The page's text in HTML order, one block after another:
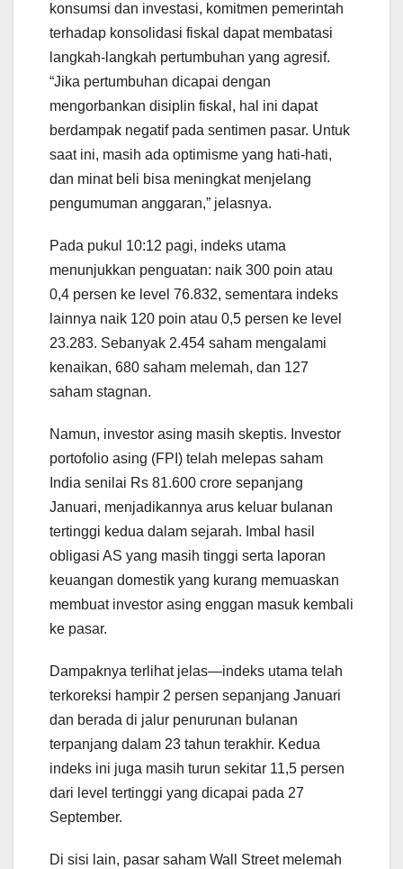
konsumsi dan investasi, komitmen pemerintah
terhadap konsolidasi fiskal dapat membatasi
langkah-langkah pertumbuhan yang agresif.
“Jika pertumbuhan dicapai dengan
mengorbankan disiplin fiskal, hal ini dapat
berdampak negatif pada sentimen pasar. Untuk
saat ini, masih ada optimisme yang hati-hati,
dan minat beli bisa meningkat menjelang
pengumuman anggaran,” jelasnya.
Pada pukul 10:12 pagi, indeks utama
menunjukkan penguatan: naik 300 poin atau
0,4 persen ke level 76.832, sementara indeks
lainnya naik 120 poin atau 0,5 persen ke level
23.283. Sebanyak 2.454 saham mengalami
kenaikan, 680 saham melemah, dan 127
saham stagnan.
Namun, investor asing masih skeptis. Investor
portofolio asing (FPI) telah melepas saham
India senilai Rs 81.600 crore sepanjang
Januari, menjadikannya arus keluar bulanan
tertinggi kedua dalam sejarah. Imbal hasil
obligasi AS yang masih tinggi serta laporan
keuangan domestik yang kurang memuaskan
membuat investor asing enggan masuk kembali
ke pasar.
Dampaknya terlihat jelas—indeks utama telah
terkoreksi hampir 2 persen sepanjang Januari
dan berada di jalur penurunan bulanan
terpanjang dalam 23 tahun terakhir. Kedua
indeks ini juga masih turun sekitar 11,5 persen
dari level tertinggi yang dicapai pada 27
September.
Di sisi lain, pasar saham Wall Street melemah